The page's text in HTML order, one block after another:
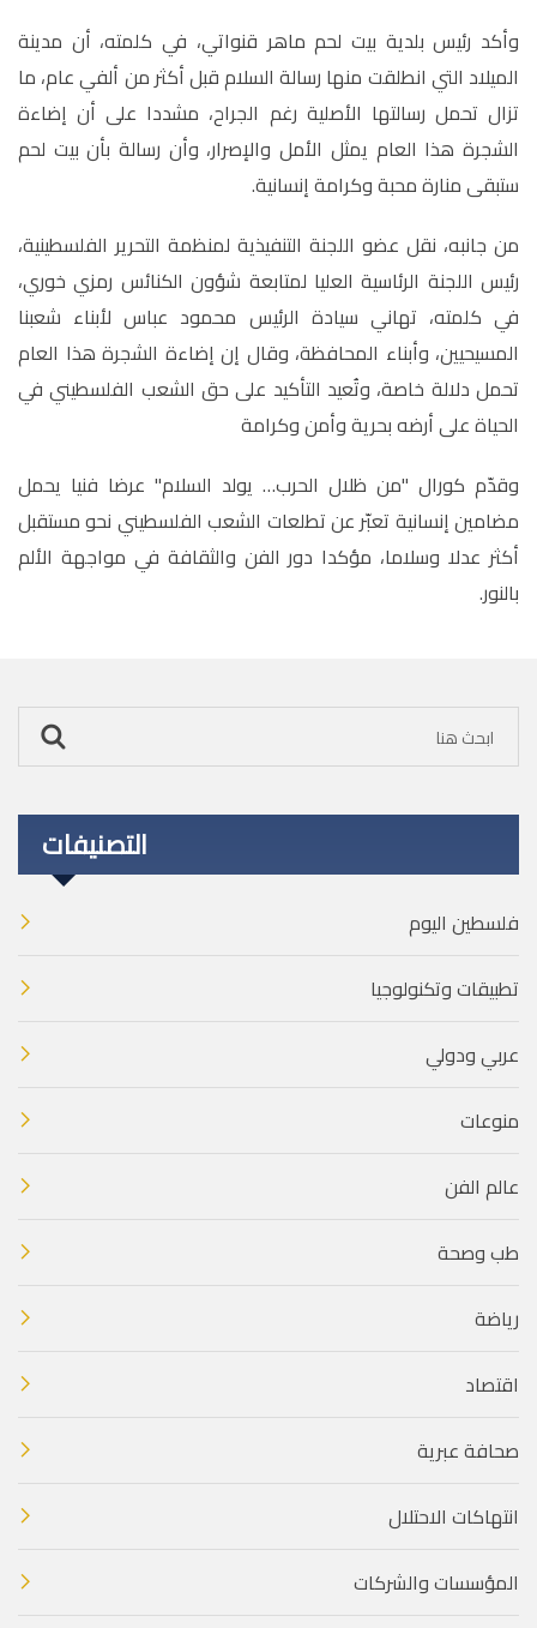
وأكد رئيس بلدية بيت لحم ماهر قنواتي، في كلمته، أن مدينة
الميلاد التي انطلقت منها رسالة السلام قبل أكثر من ألفي عام، ما
تزال تحمل رسالتها الأصلية رغم الجراح، مشددا على أن إضاءة
الشجرة هذا العام يمثل الأمل والإصرار، وأن رسالة بأن بيت لحم
ستبقى منارة محبة وكرامة إنسانية.
من جانبه، نقل عضو اللجنة التنفيذية لمنظمة التحرير الفلسطينية،
رئيس اللجنة الرئاسية العليا لمتابعة شؤون الكنائس رمزي خوري،
في كلمته، تهاني سيادة الرئيس محمود عباس لأبناء شعبنا
المسيحيين، وأبناء المحافظة، وقال إن إضاءة الشجرة هذا العام
تحمل دلالة خاصة، وتُعيد التأكيد على حق الشعب الفلسطيني في
الحياة على أرضه بحرية وأمن وكرامة
وقدّم كورال "من ظلال الحرب… يولد السلام" عرضا فنيا يحمل
مضامين إنسانية تعبّر عن تطلعات الشعب الفلسطيني نحو مستقبل
أكثر عدلا وسلاما، مؤكدا دور الفن والثقافة في مواجهة الألم
بالنور.
التصنيفات
فلسطين اليوم
تطبيقات وتكنولوجيا
عربي ودولي
منوعات
عالم الفن
طب وصحة
رياضة
اقتصاد
صحافة عبرية
انتهاكات الاحتلال
المؤسسات والشركات